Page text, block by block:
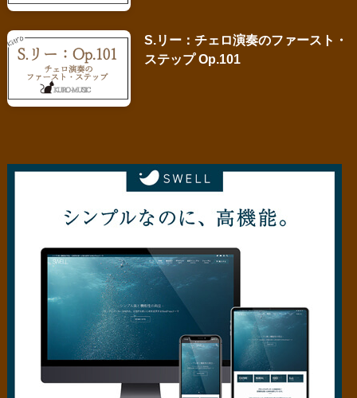
S.リー：チェロ演奏のファースト・
ステップ Op.101